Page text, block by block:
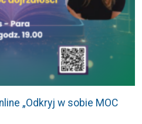
„Odkryj w sobie MOC